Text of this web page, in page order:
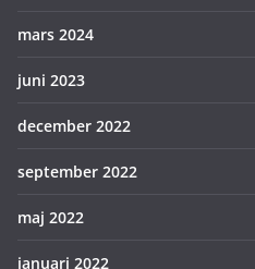
mars 2024
juni 2023
december 2022
september 2022
maj 2022
januari 2022